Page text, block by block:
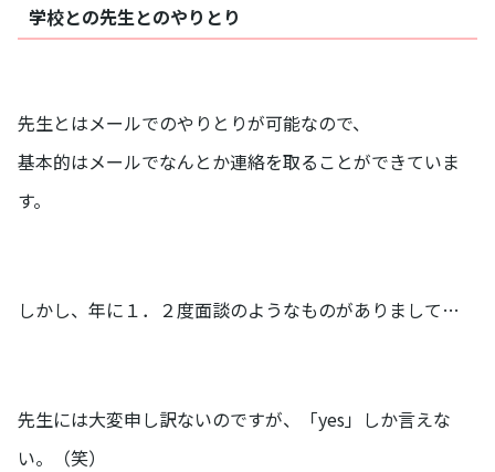
学校との先生とのやりとり
先生とはメールでのやりとりが可能なので、
基本的はメールでなんとか連絡を取ることができていま
す。
しかし、年に１．２度面談のようなものがありまして…
先生には大変申し訳ないのですが、「yes」しか言えな
い。（笑）